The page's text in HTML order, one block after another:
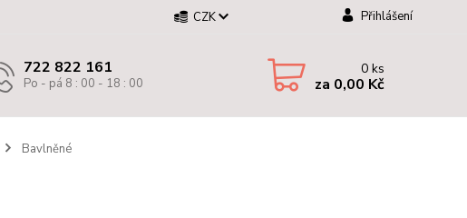
CZK Přihlášení
722 822 161
Po - pá 8 : 00 - 18 : 00
0ks
za 0,00 Kč
Bavlněné